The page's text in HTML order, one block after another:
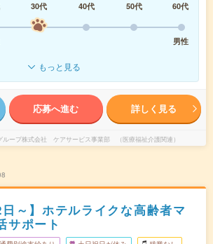
30代 40代 50代
60代
男性
もっと見る
応募へ進む 詳しく見る
ループ株式会社 ケアサービス事業部 （医療福祉介護関連）
～】ホテルライクな高齢者マ
サポート